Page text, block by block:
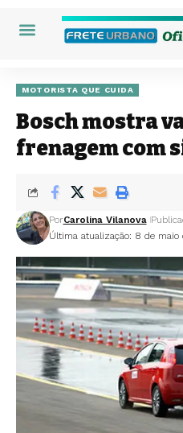
MOTORISTA QUE CUIDA
Bosch mostra
frenagem com
Última atualização: 8 de maio
PorCarolina Vilanova